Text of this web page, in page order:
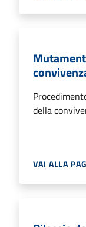
della
VAI ALLA